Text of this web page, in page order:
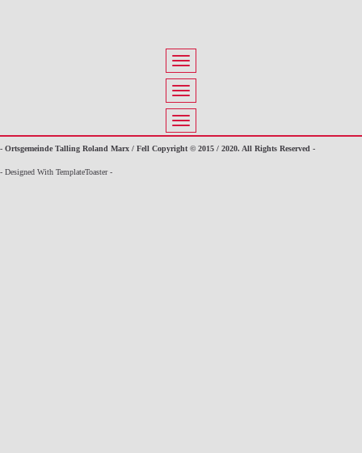
- Ortsgemeinde Talling Roland Marx / Fell Copyright © 2015 / 2020. All Rights Reserved -
- Designed With TemplateToaster -